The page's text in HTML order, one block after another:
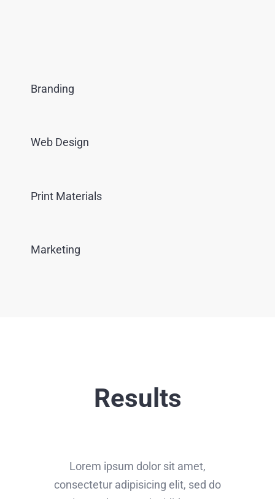
Branding
Web Design
Print Materials
Marketing
Results
Lorem ipsum dolor sit amet,
consectetur adipisicing elit, sed do